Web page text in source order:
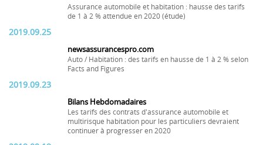
Assurance automobile et habitation : hausse des tarifs
de 1 à 2 % attendue en 2020 (étude)
2019.09.25
newsassurancespro.com
Auto / Habitation : des tarifs en hausse de 1 à 2 % selon
Facts and Figures
2019.09.23
Bilans Hebdomadaires
Les tarifs des contrats d'assurance automobile et
multirisque habitation pour les particuliers devraient
continuer à progresser en 2020